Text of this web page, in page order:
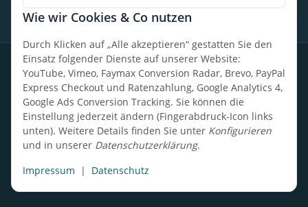
Wie wir Cookies & Co nutzen
Durch Klicken auf „Alle akzeptieren“ gestatten Sie den
Einsatz folgender Dienste auf unserer Website:
YouTube, Vimeo, Faymax Conversion Radar, Brevo, PayPal
Express Checkout und Ratenzahlung, Google Analytics 4,
Google Ads Conversion Tracking. Sie können die
Einstellung jederzeit ändern (Fingerabdruck-Icon links
unten). Weitere Details finden Sie unter Konfigurieren
und in unserer Datenschutzerklärung.
Impressum
| Datenschutz
* Alle Preise inkl. gesetzlicher USt., zzgl.Versand
DatenschutzWiderrufsrecht AGBImpressumSitemap
Design, Entwicklung & technische Betreuung: UpCode.ONE Sp.
z o.o.